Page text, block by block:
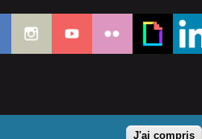
J'ai compris